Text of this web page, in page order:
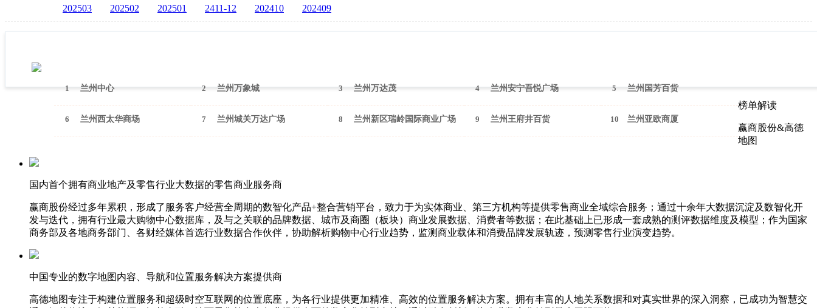
202503 202502 202501 2411-12 202410 202409
1 兰州中心 2 兰州万象城 3 兰州万达茂 4 兰州安宁吾悦广场 5 兰州国芳百货
6 兰州西太华商场 7 兰州城关万达广场 8 兰州新区瑞岭国际商业广场 9 兰州王府井百货 10 兰州亚欧商厦
榜单解读
赢商股份&高德
地图
国内首个拥有商业地产及零售行业大数据的零售商业服务商
赢商股份经过多年累积，形成了服务客户经营全周期的数智化产品+整合营销平台，致力于为实体商业、第三方机构等提供零售商业全域综合服务；通过十余年大数据沉淀及数智化开
发与迭代，拥有行业最大购物中心数据库，及与之关联的品牌数据、城市及商圈（板块）商业发展数据、消费者等数据；在此基础上已形成一套成熟的测评数据维度及模型；作为国家
商务部及各地商务部门、各财经媒体首选行业数据合作伙伴，协助解析购物中心行业趋势，监测商业载体和消费品牌发展轨迹，预测零售行业演变趋势。
中国专业的数字地图内容、导航和位置服务解决方案提供商
高德地图专注于构建位置服务和超级时空互联网的位置底座，为各行业提供更加精准、高效的位置服务解决方案。拥有丰富的人地关系数据和对真实世界的深入洞察，已成功为智慧交